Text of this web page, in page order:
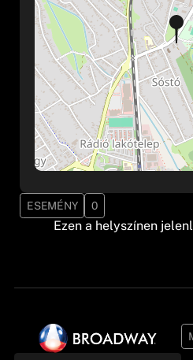
ESEMÉNY 0
Ezen a helyszínen